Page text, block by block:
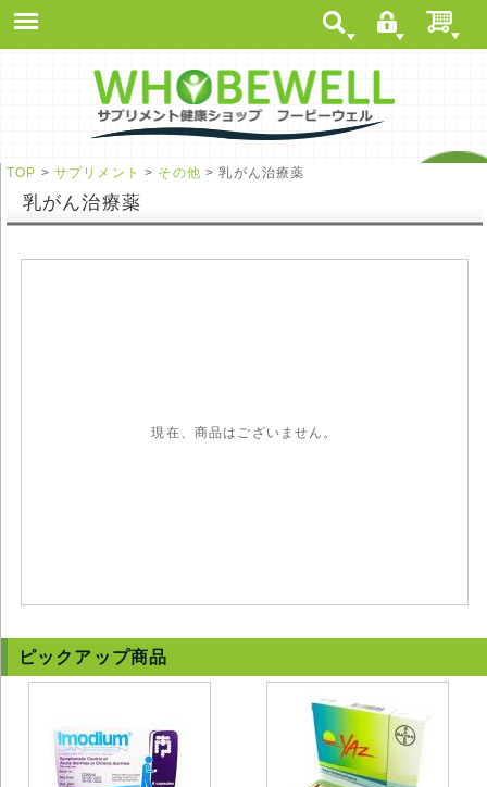
TOP > サプリメント > その他 > 乳がん治療薬
乳がん治療薬
現在、商品はございません。
ピックアップ商品